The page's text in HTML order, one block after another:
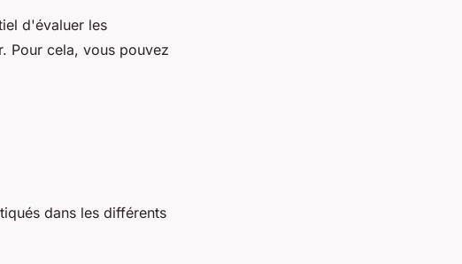
d'évaluer les
Pour cela, vous pouvez
dans les différents